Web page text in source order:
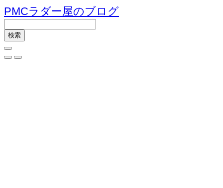
PMCラダー屋のブログ